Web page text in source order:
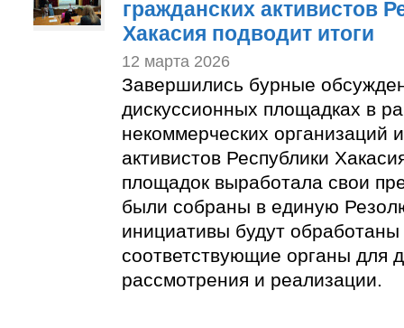
гражданских активистов
Хакасия подводит итоги
12 марта 2026
Завершились бурные
дискуссионных площадках в
некоммерческих организаций
активистов Республики
площадок выработала свои
были собраны в единую
инициативы будут
соответствующие органы для
рассмотрения и реализации.